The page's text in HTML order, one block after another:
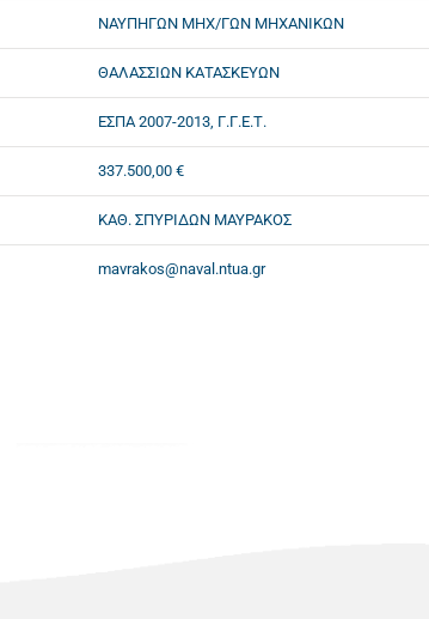
ΝΑΥΠΗΓΩΝ ΜΗΧ/ΓΩΝ ΜΗΧΑΝΙΚΩΝ
ΘΑΛΑΣΣΙΩΝ ΚΑΤΑΣΚΕΥΩΝ
ΕΣΠΑ 2007-2013, Γ.Γ.Ε.Τ.
337.500,00 €
ΚΑΘ. ΣΠΥΡΙΔΩΝ ΜΑΥΡΑΚΟΣ
mavrakos@naval.ntua.gr